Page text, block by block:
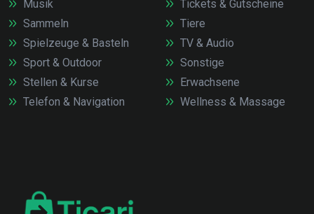
Musik
Sammeln
Spielzeuge & Basteln
Sport & Outdoor
Stellen & Kurse
Telefon & Navigation
Tickets & Gutscheine
Tiere
TV & Audio
Sonstige
Erwachsene
Wellness & Massage